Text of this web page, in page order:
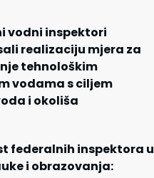
vodni inspektori
realizaciju mjera za
tehnološkim
vodama s ciljem
i okoliša
federalnih inspektora u
i obrazovanja: